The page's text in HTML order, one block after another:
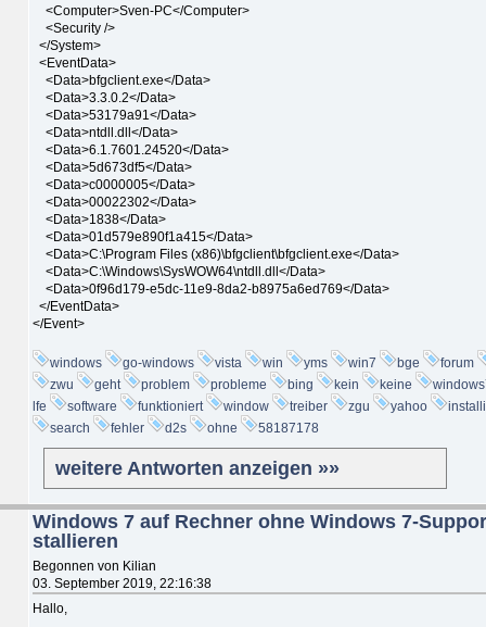
<Computer>Sven-PC</Computer>
<Security />
</System>
<EventData>
<Data>bfgclient.exe</Data>
<Data>3.3.0.2</Data>
<Data>53179a91</Data>
<Data>ntdll.dll</Data>
<Data>6.1.7601.24520</Data>
<Data>5d673df5</Data>
<Data>c0000005</Data>
<Data>00022302</Data>
<Data>1838</Data>
<Data>01d579e890f1a415</Data>
<Data>C:\Program Files (x86)\bfgclient\bfgclient.exe</Data>
<Data>C:\Windows\SysWOW64\ntdll.dll</Data>
<Data>0f96d179-e5dc-11e9-8da2-b8975a6ed769</Data>
</EventData>
</Event>
windows go-windows vista win yms win7 bge
forum
zwu
geht problem probleme bing kein keine
lfe
software funktioniert window treiber zgu yahoo
search
fehler d2s ohne 58187178
weitere Antworten anzeigen »»
Windows 7 auf Rechner ohne Windows 7-
stallieren
Begonnen von Kilian
03. September 2019, 22:16:38
Hallo,